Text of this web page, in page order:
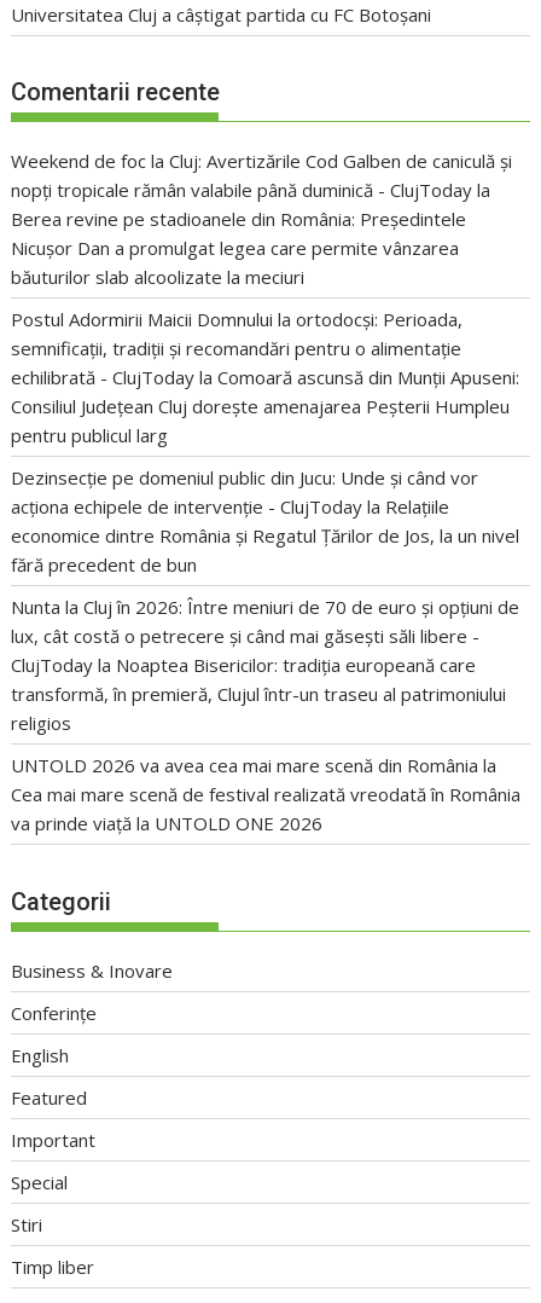
Universitatea Cluj a câștigat partida cu FC Botoșani
Comentarii recente
Weekend de foc la Cluj: Avertizările Cod Galben de caniculă și
nopți tropicale rămân valabile până duminică - ClujToday la
Berea revine pe stadioanele din România: Președintele
Nicușor Dan a promulgat legea care permite vânzarea
băuturilor slab alcoolizate la meciuri
Postul Adormirii Maicii Domnului la ortodocși: Perioada,
semnificații, tradiții și recomandări pentru o alimentație
echilibrată - ClujToday laComoară ascunsă din Munții Apuseni:
Consiliul Județean Cluj dorește amenajarea Peșterii Humpleu
pentru publicul larg
Dezinsecție pe domeniul public din Jucu: Unde și când vor
acționa echipele de intervenție - ClujToday la Relațiile
economice dintre România și Regatul Țărilor de Jos, la un nivel
fără precedent de bun
Nunta la Cluj în 2026: Între meniuri de 70 de euro și opțiuni de
lux, cât costă o petrecere și când mai găsești săli libere -
ClujToday la Noaptea Bisericilor: tradiția europeană care
transformă, în premieră, Clujul într-un traseu al patrimoniului
religios
UNTOLD 2026 va avea cea mai mare scenă din România la
Cea mai mare scenă de festival realizată vreodată în România
va prinde viață la UNTOLD ONE 2026
Categorii
Business & Inovare
Conferințe
English
Featured
Important
Special
Stiri
Timp liber